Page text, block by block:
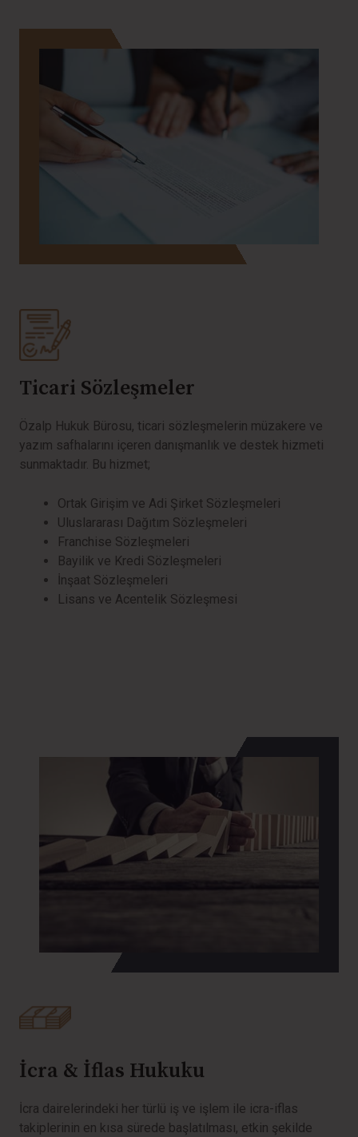
Ticari Sözleşmeler
Özalp Hukuk Bürosu, ticari sözleşmelerin müzakere ve
yazım safhalarını içeren danışmanlık ve destek hizmeti
sunmaktadır. Bu hizmet;
Ortak Girişim ve Adi Şirket Sözleşmeleri
Uluslararası Dağıtım Sözleşmeleri
Franchise Sözleşmeleri
Bayilik ve Kredi Sözleşmeleri
İnşaat Sözleşmeleri
Lisans ve Acentelik Sözleşmesi
İcra & İflas Hukuku
İcra dairelerindeki her türlü iş ve işlem ile icra-iflas
takiplerinin en kısa sürede başlatılması, etkin şekilde